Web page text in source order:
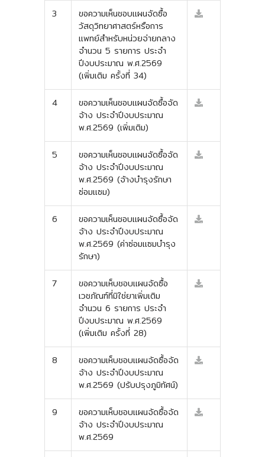
3
ขอความเห็นชอบแผนจัดซื้อ
วัสดุวิทยาศาสตร์หรือการ
แพทย์สำหรับหน่วยจ่ายกลาง
จำนวน 5 รายการ ประจำ
ปีงบประมาณ พ.ศ.2569
(เพิ่มเติม ครั้งที่ 34)
4
ขอความเห็นชอบแผนจัดซื้อจัด
จ้าง ประจำปีงบประมาณ
พ.ศ.2569 (เพิ่มเติม)
5
ขอความเห็นชอบแผนจัดซื้อจัด
จ้าง ประจำปีงบประมาณ
พ.ศ.2569 (จ้างบำรุงรักษา
ซ่อมแซม)
6
ขอความเห็นชอบแผนจัดซื้อจัด
จ้าง ประจำปีงบประมาณ
พ.ศ.2569 (ค่าซ่อมแซมบำรุง
รักษา)
7
ขอความเห็บชอบแผนจัดซื้อ
เวชภัณฑ์ที่มิใช่ยาเพิ่มเติม
จำนวน 6 รายการ ประจำ
ปีงบประมาณ พ.ศ.2569
(เพิ่มเติม ครั้งที่ 28)
8
ขอความเห็บชอบแผนจัดซื้อจัด
จ้าง ประจำปีงบประมาณ
พ.ศ.2569 (ปรับปรุงภูมิทัศน์)
9
ขอความเห็บชอบแผนจัดซื้อจัด
จ้าง ประจำปีงบประมาณ
พ.ศ.2569